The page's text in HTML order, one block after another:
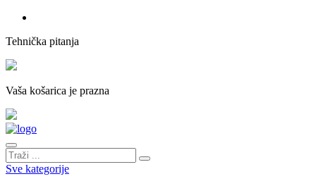
Tehnička pitanja
Vaša košarica je prazna
Sve kategorije